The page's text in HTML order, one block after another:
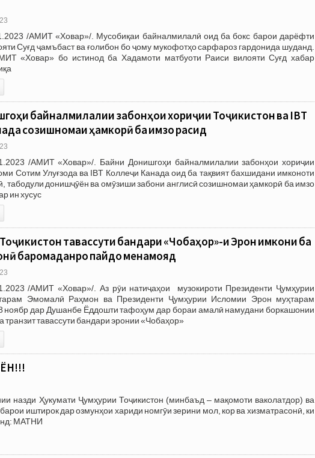
/АМИТ «Ховар»/. Мусобиқаи байналмилалӣ оид ба бокс барои дарёфти
Суғд ҷамъбаст ва ғолибон бо ҷому мукофотҳо сарфароз гардонида шуданд.
«Ховар» бо истинод ба Хадамоти матбуоти Раиси вилояти Суғд хабар
байналмилалии забонҳои хориҷии Тоҷикистон ва IBT
созишномаи ҳамкорӣ ба имзо расид
/АМИТ «Ховар»/. Байни Донишгоҳи байналмилалии забонҳои хориҷии
Сотим Улуғзода ва IBT Коллеҷи Канада оид ба тақвият бахшидани имконоти
табодули донишҷӯён ва омӯзиши забони англисӣ созишномаи ҳамкорӣ ба имзо
ин хусус
тавассути бандари «Чобаҳор»-и Эрон имкони ба
баромаданро пайдо менамояд
/АМИТ «Ховар»/. Аз рӯи натиҷаҳои музокироти Президенти Ҷумҳурии
Эмомалӣ Раҳмон ва Президенти Ҷумҳурии Исломии Эрон муҳтарам
ноябр дар Душанбе Ёддошти тафоҳум дар бораи амалӣ намудани боркашонии
тавассути бандари эронии «Чобаҳор»
назди Ҳукумати Ҷумҳурии Тоҷикистон (минбаъд – мақомоти ваколатдор) ва
иштирок дар озмунҳои хариди номгӯи зерини мол, кор ва хизматрасонӣ, ки
МАТНИ